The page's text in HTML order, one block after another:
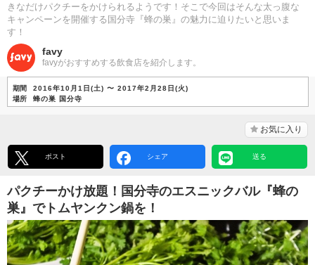
きなだけパクチーをかけられるようです！そこで今回はそんな太っ腹な
キャンペーンを開催する国分寺『蜂の巣』の魅力に迫りたいと思いま
す！
favy
favyがおすすめする飲食店を紹介します。
期間
2016年10月1日(土) 〜 2017年2月28日(火)
場所
蜂の巣 国分寺
お気に入り
ポスト シェア 送る
パクチーかけ放題！国分寺のエスニックバル『蜂の
巣』でトムヤンクン鍋を！